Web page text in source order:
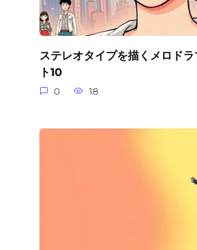
ステレオタイプを描くメロド
ト10
0 18